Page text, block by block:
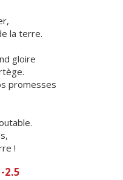
la terre.
gloire
promesses
!
2.5